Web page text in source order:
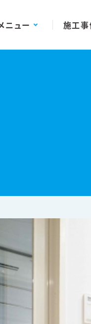
ニュー 施工